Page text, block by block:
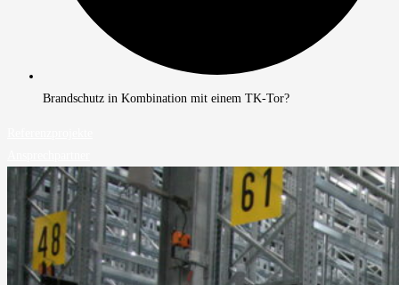
Brandschutz in Kombination mit einem TK-Tor?